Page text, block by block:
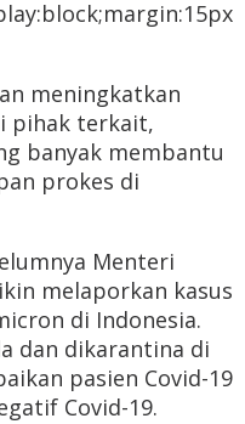
meningkatkan
pihak terkait,
banyak membantu
prokes di
Menteri
melaporkan kasus
di Indonesia.
dan dikarantina di
pasien Covid-19
Covid-19.